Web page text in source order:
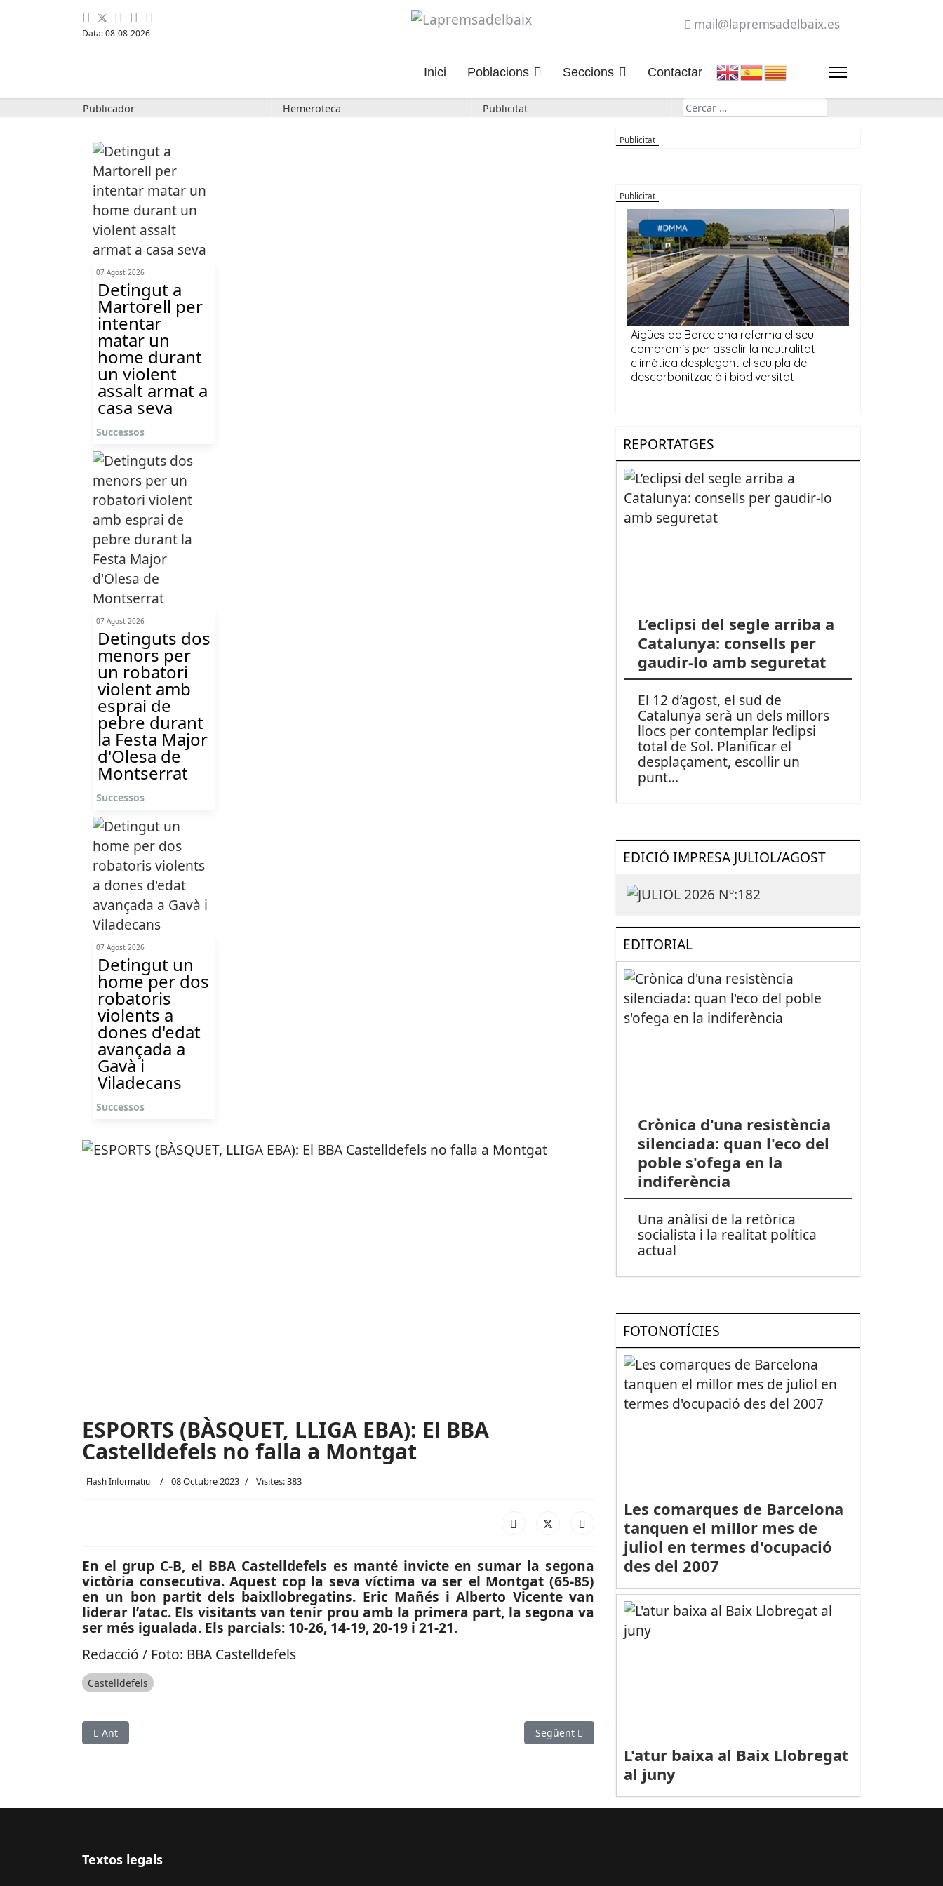
Data: 08-08-2026
mail@lapremsadelbaix.es
Inici Poblacions Seccions Contactar
Publicador Hemeroteca Publicitat Cerca
07 Agost 2026
Detingut a
Martorell per
intentar
matar un
home durant
un violent
assalt armat a
casa seva
Successos
07 Agost 2026
Detinguts dos
menors per
un robatori
violent amb
esprai de
pebre durant
la Festa Major
d'Olesa de
Montserrat
Successos
07 Agost 2026
Detingut un
home per dos
robatoris
violents a
dones d'edat
avançada a
Gavà i
Viladecans
Successos
ESPORTS (BÀSQUET, LLIGA EBA): El BBA
Castelldefels no falla a Montgat
Flash Informatiu 08 Octubre 2023 Visites: 383
En el grup C-B, el BBA Castelldefels es manté invicte en sumar la segona
victòria consecutiva. Aquest cop la seva víctima va ser el Montgat (65-85)
en un bon partit dels baixllobregatins. Eric Mañés i Alberto Vicente van
liderar l’atac. Els visitants van tenir prou amb la primera part, la segona va
ser més igualada. Els parcials: 10-26, 14-19, 20-19 i 21-21.
Redacció / Foto: BBA Castelldefels
Castelldefels
Article anterior: ESPORTS (RUGBI, DIVISIÓ D’HONOR): La Santboiana no pot amb el campió
Ant Article següent: ESPORTS (HOQUEI HERBA, DIVISIÓ D’HONOR B FEM.): El Castelldefels
Següent
REPORTATGES
L’eclipsi del segle arriba a
Catalunya: consells per
gaudir-lo amb seguretat
El 12 d’agost, el sud de
Catalunya serà un dels millors
llocs per contemplar l’eclipsi
total de Sol. Planificar el
desplaçament, escollir un
punt...
EDICIÓ IMPRESA JULIOL/AGOST
EDITORIAL
Crònica d'una resistència
silenciada: quan l'eco del
poble s'ofega en la
indiferència
Una anàlisi de la retòrica
socialista i la realitat política
actual
FOTONOTÍCIES
Les comarques de Barcelona
tanquen el millor mes de
juliol en termes d'ocupació
des del 2007
L'atur baixa al Baix Llobregat
al juny
Textos legals